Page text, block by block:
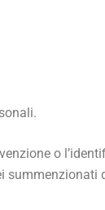
o
summenzionati